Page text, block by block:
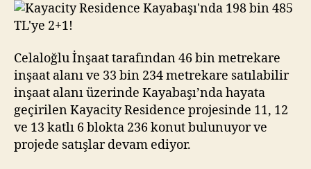
Celaloğlu İnşaat tarafından 46 bin metrekare
inşaat alanı ve 33 bin 234 metrekare satılabilir
inşaat alanı üzerinde Kayabaşı’nda hayata
geçirilen Kayacity Residence projesinde 11, 12
ve 13 katlı 6 blokta 236 konut bulunuyor ve
projede satışlar devam ediyor.